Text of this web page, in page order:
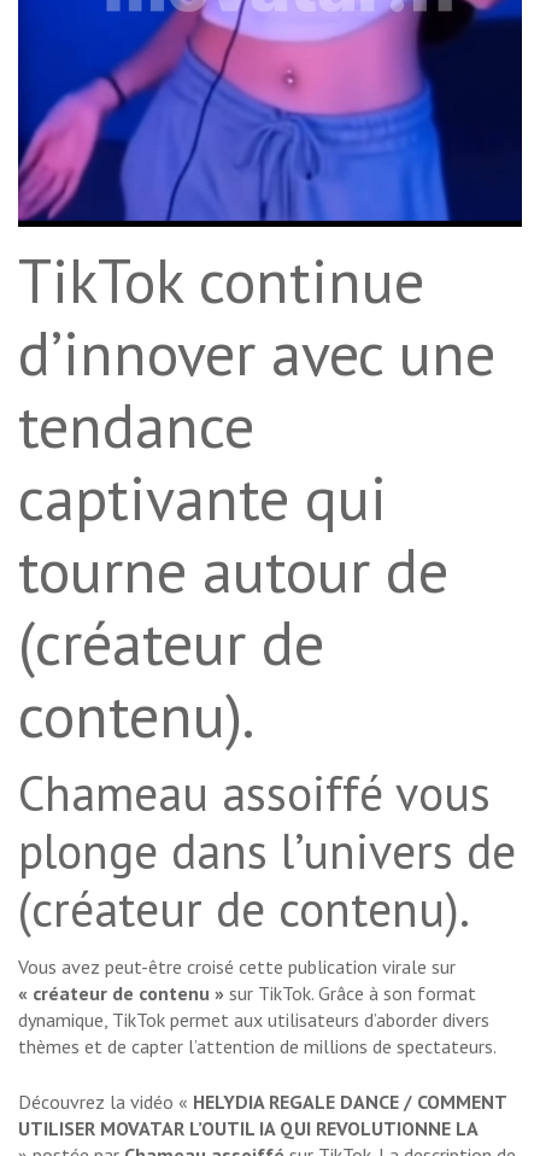
TikTok continue
d’innover avec une
tendance
captivante qui
tourne autour de
(créateur de
contenu).
Chameau assoiffé vous
plonge dans l’univers de
(créateur de contenu).
Vous avez peut-être croisé cette publication virale sur
« créateur de contenu » sur TikTok. Grâce à son format
dynamique, TikTok permet aux utilisateurs d’aborder divers
thèmes et de capter l’attention de millions de spectateurs.
Découvrez la vidéo « HELYDIA REGALE DANCE / COMMENT
UTILISER MOVATAR L’OUTIL IA QUI REVOLUTIONNE LA